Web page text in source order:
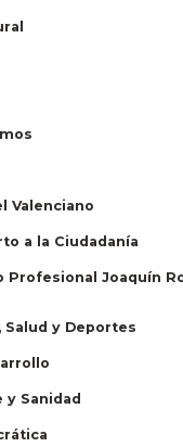
Valenciano
a la Ciudadanía
Profesional Joaquín
Salud y Deportes
Sanidad